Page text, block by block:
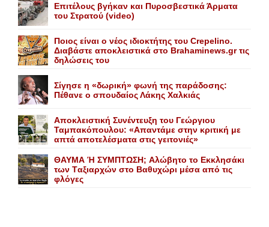
Επιτέλους βγήκαν και Πυροσβεστικά Άρματα
του Στρατού (video)
Ποιος είναι ο νέος ιδιοκτήτης του Crepelino.
Διαβάστε αποκλειστικά στο Brahaminews.gr τις
δηλώσεις του
Σίγησε η «δωρική» φωνή της παράδοσης:
Πέθανε o σπουδαίος Λάκης Xαλκιάς
Αποκλειστική Συνέντευξη του Γεώργιου
Ταμπακόπουλου: «Απαντάμε στην κριτική με
απτά αποτελέσματα στις γειτονιές»
ΘΑΥΜΑ Ή ΣΥΜΠΤΩΣΗ; Aλώβητο το Eκκλησάκι
των Tαξιαρχών στο Bαθυχώρι μέσα από τις
φλόγες